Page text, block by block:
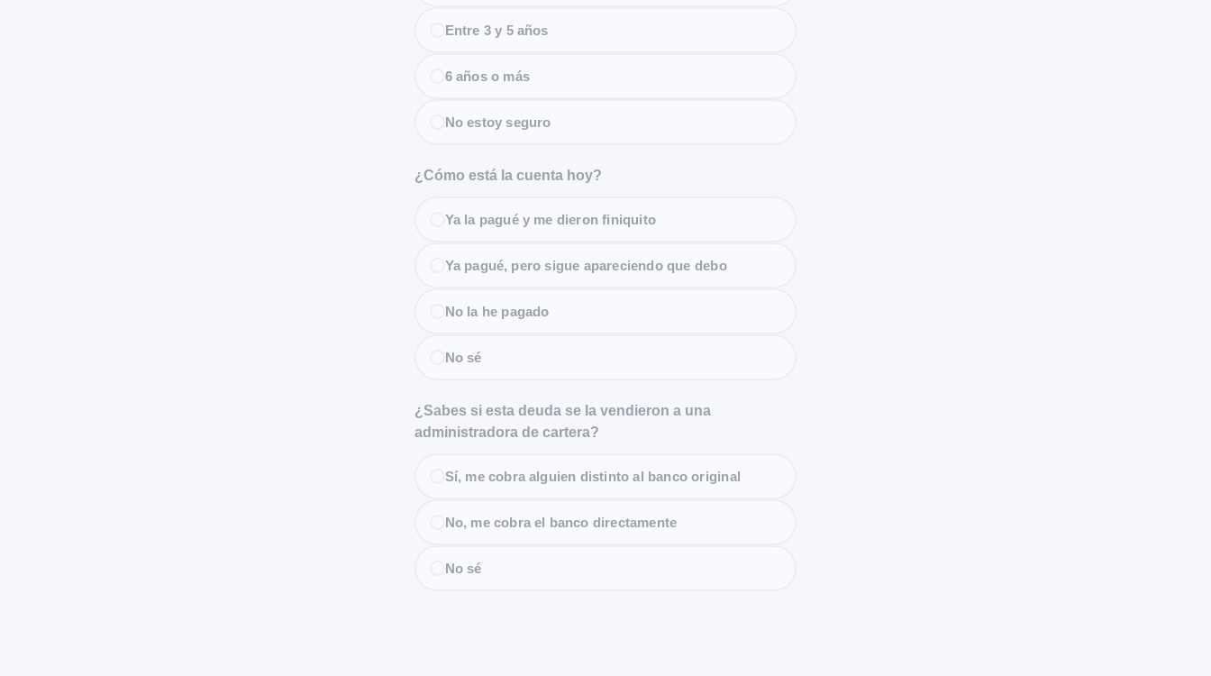
Entre 3 y 5 años
6 años o más
No estoy seguro
¿Cómo está la cuenta hoy?
Ya la pagué y me dieron finiquito
Ya pagué, pero sigue apareciendo que debo
No la he pagado
No sé
¿Sabes si esta deuda se la vendieron a una
administradora de cartera?
Sí, me cobra alguien distinto al banco original
No, me cobra el banco directamente
No sé